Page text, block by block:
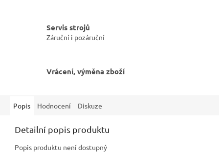
Servis strojů
Záruční i pozáruční
Vrácení, výměna zboží
Popis Hodnocení Diskuze
Detailní popis produktu
Popis produktu není dostupný